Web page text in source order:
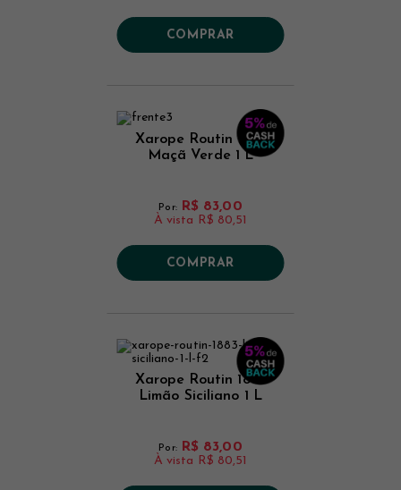
COMPRAR
Xarope Routin 1883
Maçã Verde 1 L
Por: R$ 83,00
À vista R$ 80,51
COMPRAR
Xarope Routin 1883
Limão Siciliano 1 L
Por: R$ 83,00
À vista R$ 80,51